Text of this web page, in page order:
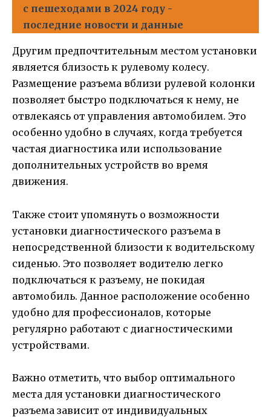
с пешеходами в 2024 году -
последние новости и данные
Другим предпочтительным местом установки
является близость к рулевому колесу.
Размещение разъема вблизи рулевой колонки
позволяет быстро подключаться к нему, не
отвлекаясь от управления автомобилем. Это
особенно удобно в случаях, когда требуется
частая диагностика или использование
дополнительных устройств во время
движения.
Также стоит упомянуть о возможности
установки диагностического разъема в
непосредственной близости к водительскому
сиденью. Это позволяет водителю легко
подключаться к разъему, не покидая
автомобиль. Данное расположение особенно
удобно для профессионалов, которые
регулярно работают с диагностическими
устройствами.
Важно отметить, что выбор оптимального
места для установки диагностического
разъема зависит от индивидуальных